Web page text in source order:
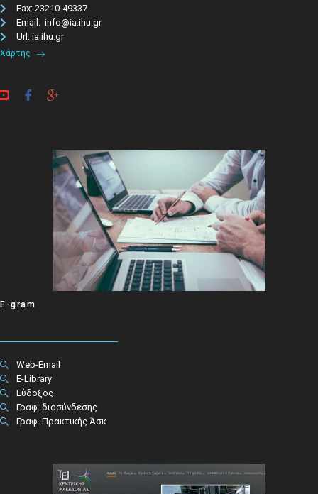
Fax: 23210-49337
Email: info@ia.ihu.gr
Url: ia.ihu.gr
Χάρτης
E-gram
Web-Email
E-Library
Εύδοξος
Γραφ. διασύνδεσης
Γραφ. Πρακτικής Άσκ